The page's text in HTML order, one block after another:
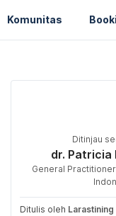
Komunitas
Ditinjau
dr. Patricia
General
Ditulis oleh